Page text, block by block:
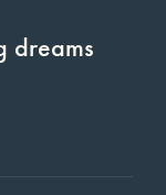
dreams